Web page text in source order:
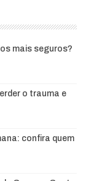
mais seguros?
o trauma e
confira quem